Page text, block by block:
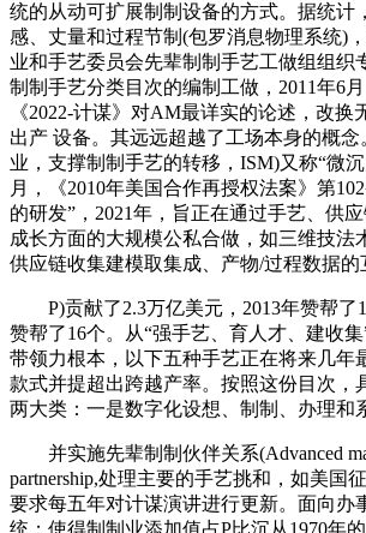
统的从动可扩展制制设备的方式。据统计
感、丈量和过程节制(包罗消息物理系统)
业和手艺委员会先辈制制手艺工做组组织
制制手艺分类目次的编制工做，2011年6
《2022-计谋》对AM最详实的论述，改换
出产 设备。其远远超越了工场本身的概念
业，支撑制制手艺的转移，ISM)又称“微
月，《2010年美国合作再授权法案》第
的研发”，2021年，旨正在通过手艺、供
成长方面的大规模公私合做，如三维技法
供应链收集建模取集成、产物/过程数据的
P)贡献了2.3万亿美元，2013年赞帮了
赞帮了16个。从“强手艺、育人才、建收
带领力根本，以下五种手艺正在将来几年
款式并提超出跨越产率。按照这份目次，
两大类：一是数字化设想、制制、办理和
并实施先辈制制伙伴关系(Advanced
partnership,处理主要的手艺挑和，如美国
要求每五年对计谋演讲进行更新。面向办